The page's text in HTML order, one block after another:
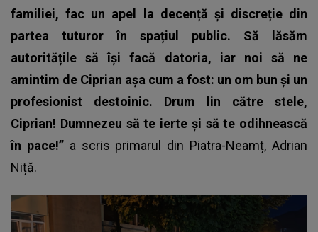
familiei, fac un apel la decență și discreție din
partea tuturor în spațiul public. Să lăsăm
autoritățile să își facă datoria, iar noi să ne
amintim de Ciprian așa cum a fost: un om bun și un
profesionist destoinic. Drum lin către stele,
Ciprian! Dumnezeu să te ierte și să te odihnească
în pace!” a scris primarul din Piatra-Neamț, Adrian
Niță.